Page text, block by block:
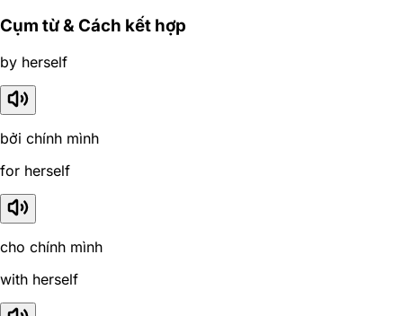
Cụm từ & Cách kết hợp
by herself
bởi chính mình
for herself
cho chính mình
with herself